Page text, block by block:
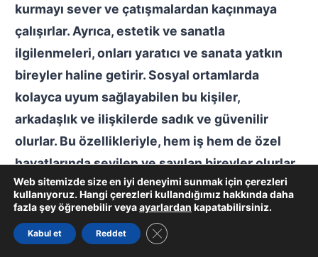
kurmayı sever ve çatışmalardan kaçınmaya
çalışırlar. Ayrıca, estetik ve sanatla
ilgilenmeleri, onları yaratıcı ve sanata yatkın
bireyler haline getirir. Sosyal ortamlarda
kolayca uyum sağlayabilen bu kişiler,
arkadaşlık ve ilişkilerde sadık ve güvenilir
olurlar. Bu özellikleriyle, hem iş hem de özel
hayatlarında sevilen ve sayılan bireyler olurlar.
Son olarak,18 Ekim Hangi Burç?sorusuna
cevap arayanlar için, bu tarihte doğanların
Web sitemizde size en iyi deneyimi sunmak için çerezleri
kullanıyoruz. Hangi çerezleri kullandığımız hakkında daha
fazla şey öğrenebilir veyaayarlardan kapatabilirsiniz.
Kabul et Reddet GDPR çerez şeridini kapat